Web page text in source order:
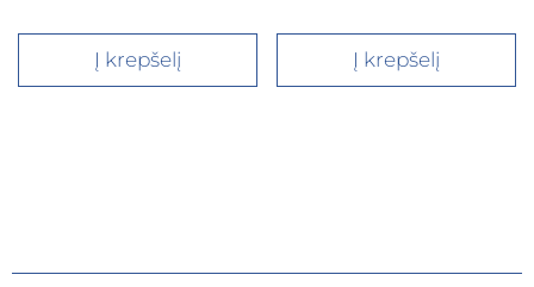
Į krepšelį Į krepšelį